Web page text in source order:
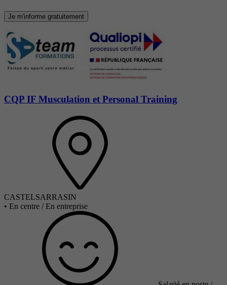
Je m'informe gratuitement
CQP IF Musculation et Personal Training
CASTELSARRASIN
• En centre / En entreprise